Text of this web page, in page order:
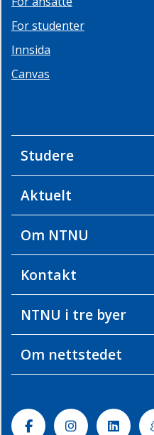
For studenter
Innsida
Canvas
Studere
Aktuelt
Om NTNU
Kontakt
NTNU i tre byer
Om nettstedet
FacebookInstagram